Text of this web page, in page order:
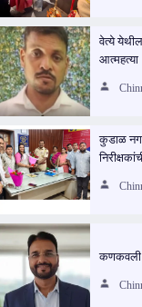
वेत्ये
आत्महत्या
कुडाळ
कणकवली